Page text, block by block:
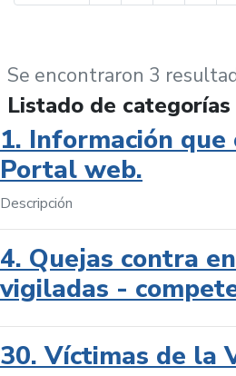
Se encontraron 3
Listado de categorías
1. Información
Portal web.
Descripción
4. Quejas contra
vigiladas -
30. Víctimas de la